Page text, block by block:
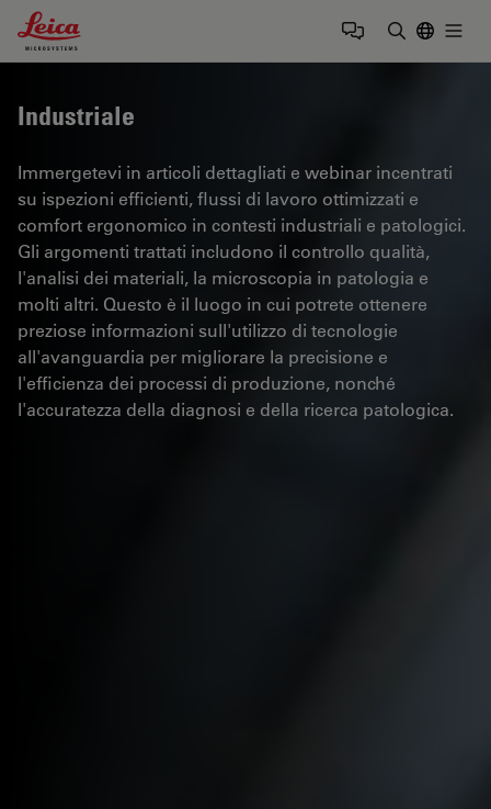
Leica Microsystems Logo
Industriale
Immergetevi in articoli dettagliati e webinar incentrati
su ispezioni efficienti, flussi di lavoro ottimizzati e
comfort ergonomico in contesti industriali e patologici.
Gli argomenti trattati includono il controllo qualità,
l'analisi dei materiali, la microscopia in patologia e
molti altri. Questo è il luogo in cui potrete ottenere
preziose informazioni sull'utilizzo di tecnologie
all'avanguardia per migliorare la precisione e
l'efficienza dei processi di produzione, nonché
l'accuratezza della diagnosi e della ricerca patologica.